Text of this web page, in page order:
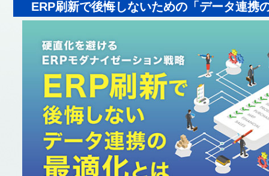
ERP刷新で後悔しないための「データ連携